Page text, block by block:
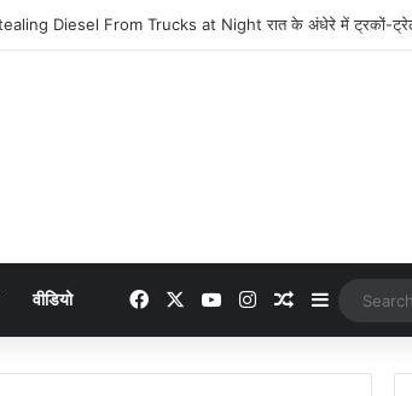
फोन, मिलेंगे कई दमदार फीचर्स
वीडियो FacebookYouTubeInstagramRandom
Sidebar